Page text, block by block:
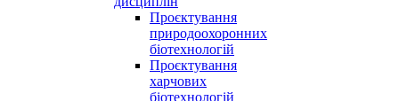
Проєктування
природоохоронних
біотехнологій
Проєктування
харчових
біотехнологій